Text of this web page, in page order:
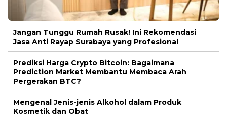
Jangan Tunggu Rumah Rusak! Ini Rekomendasi
Jasa Anti Rayap Surabaya yang Profesional
Prediksi Harga Crypto Bitcoin: Bagaimana
Prediction Market Membantu Membaca Arah
Pergerakan BTC?
Mengenal Jenis-jenis Alkohol dalam Produk
Kosmetik dan Obat